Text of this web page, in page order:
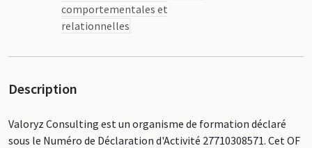
comportementales et
relationnelles
Description
Valoryz Consulting est un organisme de formation déclaré
sous le Numéro de Déclaration d'Activité 27710308571. Cet OF